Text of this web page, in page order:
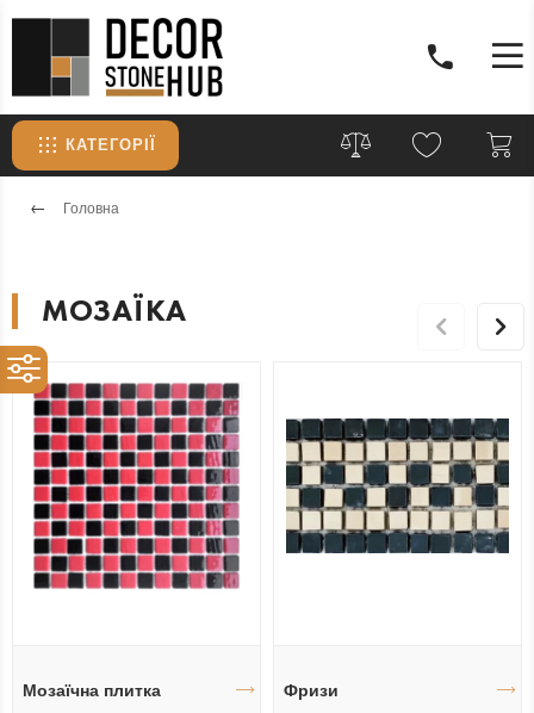
КАТЕГОРІЇ
Головна
МОЗАЇКА
Мозаїчна плитка Фризи